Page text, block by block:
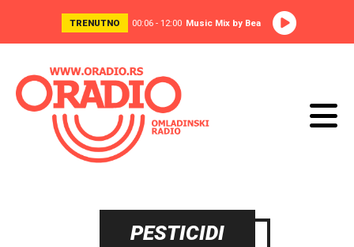
TRENUTNO 00:06 - 12:00 Music Mix by Bea
PESTICIDI